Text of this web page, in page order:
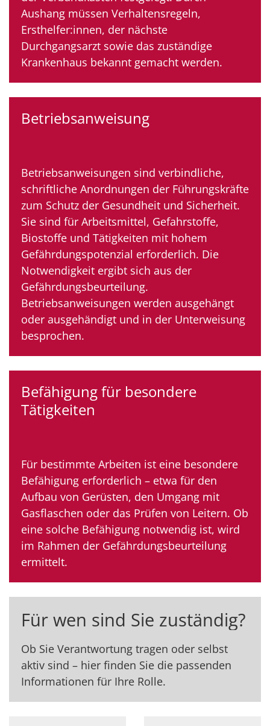
Aushang müssen Verhaltensregeln,
Ersthelfer:innen, der nächste
Durchgangsarzt sowie das zuständige
Krankenhaus bekannt gemacht werden.
Betriebsanweisung
Betriebsanweisungen sind verbindliche,
schriftliche Anordnungen der Führungskräfte
zum Schutz der Gesundheit und Sicherheit.
Sie sind für Arbeitsmittel, Gefahrstoffe,
Biostoffe und Tätigkeiten mit hohem
Gefährdungspotenzial erforderlich. Die
Notwendigkeit ergibt sich aus der
Gefährdungsbeurteilung.
Betriebsanweisungen werden ausgehängt
oder ausgehändigt und in der Unterweisung
besprochen.
Befähigung für besondere
Tätigkeiten
Für bestimmte Arbeiten ist eine besondere
Befähigung erforderlich – etwa für den
Aufbau von Gerüsten, den Umgang mit
Gasflaschen oder das Prüfen von Leitern. Ob
eine solche Befähigung notwendig ist, wird
im Rahmen der Gefährdungsbeurteilung
ermittelt.
Für wen sind Sie zuständig?
Ob Sie Verantwortung tragen oder selbst
aktiv sind – hier finden Sie die passenden
Informationen für Ihre Rolle.